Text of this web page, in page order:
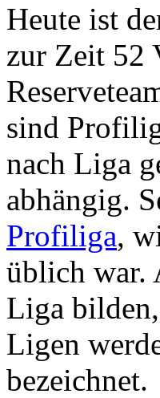
Heute ist
zur Zeit 52
sind
nach Liga
abhängig.
Profiliga,
üblich war.
Liga
Ligen
bezeichnet.